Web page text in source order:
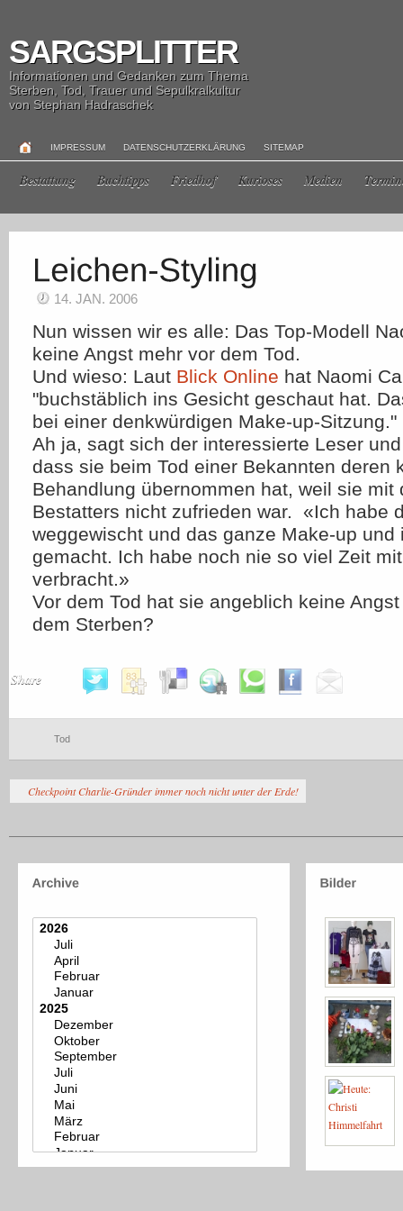
SARGSPLITTER
Informationen und Gedanken zum Thema
Sterben, Tod, Trauer und Sepulkralkultur
von Stephan Hadraschek
IMPRESSUM DATENSCHUTZERKLÄRUNG SITEMAP
Bestattung Buchtipps Friedhof Kurioses Medien
14. JAN. 2006
Nun wissen wir es alle: Das Top-Modell
keine Angst mehr vor dem Tod.
Und wieso: Laut Blick Online hat Naomi
"buchstäblich ins Gesicht geschaut hat.
bei einer denkwürdigen Make-up-Sitzung."
Ah ja, sagt sich der interessierte Leser
dass sie beim Tod einer Bekannten deren
Behandlung übernommen hat, weil sie mit
Bestatters nicht zufrieden war. «Ich habe
weggewischt und das ganze Make-up und
gemacht. Ich habe noch nie so viel Zeit
verbracht.»
Vor dem Tod hat sie angeblich keine
dem Sterben?
Share
Tod
Checkpoint Charlie-Gründer immer noch nicht unter der Erde!